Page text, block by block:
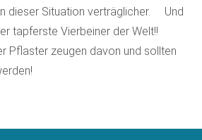
dieser Situation verträglicher. Und
tapferste Vierbeiner der Welt!!
Pflaster zeugen davon und sollten